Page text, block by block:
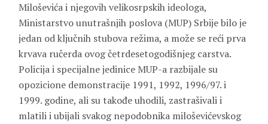
Miloševića i njegovih velikosrpskih ideologa,
Ministarstvo unutrašnjih poslova (MUP) Srbije bilo je
jedan od ključnih stubova režima, a može se reći prva
krvava ručerda ovog četrdesetogodišnjeg carstva.
Policija i specijalne jedinice MUP-a razbijale su
opozicione demonstracije 1991, 1992, 1996/97. i
1999. godine, ali su takođe uhodili, zastrašivali i
mlatili i ubijali svakog nepodobnika miloševićevskog